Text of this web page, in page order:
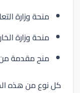
منحة وزارة
منحة وزارة
منح مقدمة من
كل نوع من هذه